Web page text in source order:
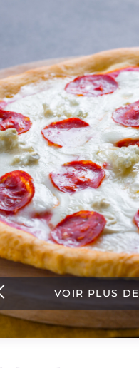
VOIR PLUS